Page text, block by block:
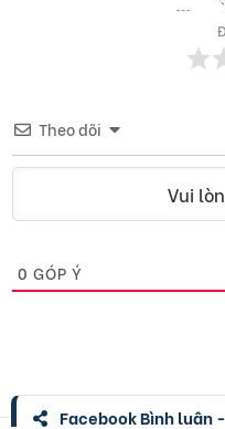
Theo dõi
Vui
0 GÓP Ý
Facebook Bình luận